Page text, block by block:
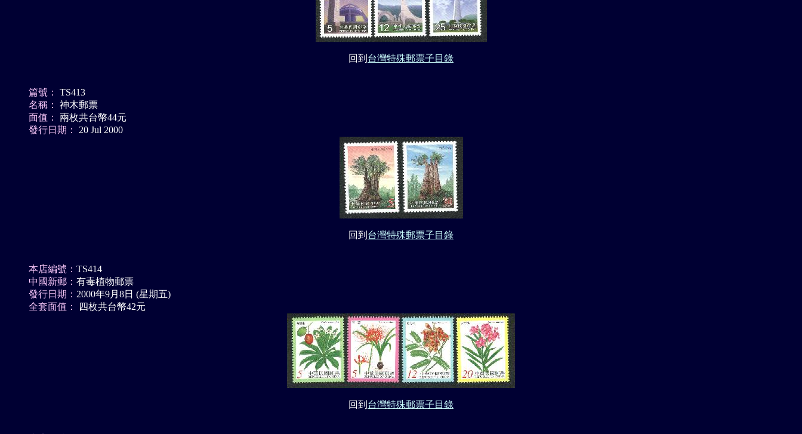
回到 台灣特殊郵票子目錄
篇號：
TS413
名稱：
神木郵票
面值：
兩枚共台幣44元
發行日期：
20 Jul 2000
回到 台灣特殊郵票子目錄
本店編號： TS414
中國新郵： 有毒植物郵票
發行日期： 2000年9月8日 (星期五)
全套面值：
四枚共台幣42元
回到 台灣特殊郵票子目錄